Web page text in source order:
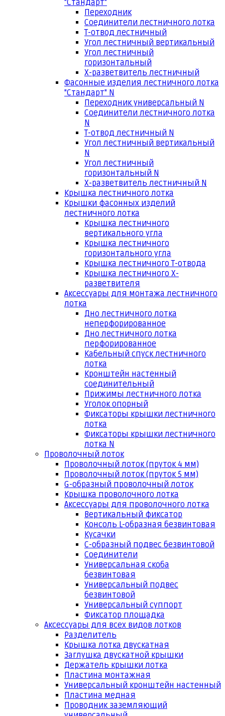
"Стандарт"
Переходник
Соединители лестничного лотка
Т-отвод лестничный
Угол лестничный вертикальный
Угол лестничный
горизонтальный
Х-разветвитель лестничный
Фасонные изделия лестничного лотка
"Стандарт" N
Переходник универсальный N
Соединители лестничного лотка
N
Т-отвод лестничный N
Угол лестничный вертикальный
N
Угол лестничный
горизонтальный N
Х-разветвитель лестничный N
Крышка лестничного лотка
Крышки фасонных изделий
лестничного лотка
Крышка лестничного
вертикального угла
Крышка лестничного
горизонтального угла
Крышка лестничного Т-отвода
Крышка лестничного Х-
разветвителя
Аксессуары для монтажа лестничного
лотка
Дно лестничного лотка
неперфорированное
Дно лестничного лотка
перфорированное
Кабельный спуск лестничного
лотка
Кронштейн настенный
соединительный
Прижимы лестничного лотка
Уголок опорный
Фиксаторы крышки лестничного
лотка
Фиксаторы крышки лестничного
лотка N
Проволочный лоток
Проволочный лоток (пруток 4 мм)
Проволочный лоток (пруток 5 мм)
G-образный проволочный лоток
Крышка проволочного лотка
Аксессуары для проволочного лотка
Вертикальный фиксатор
Консоль L-образная безвинтовая
Кусачки
С-образный подвес безвинтовой
Соединители
Универсальная скоба
безвинтовая
Универсальный подвес
безвинтовой
Универсальный суппорт
Фиксатор площадка
Аксессуары для всех видов лотков
Разделитель
Крышка лотка двускатная
Заглушка двускатной крышки
Держатель крышки лотка
Пластина монтажная
Универсальный кронштейн настенный
Пластина медная
Проводник заземляющий